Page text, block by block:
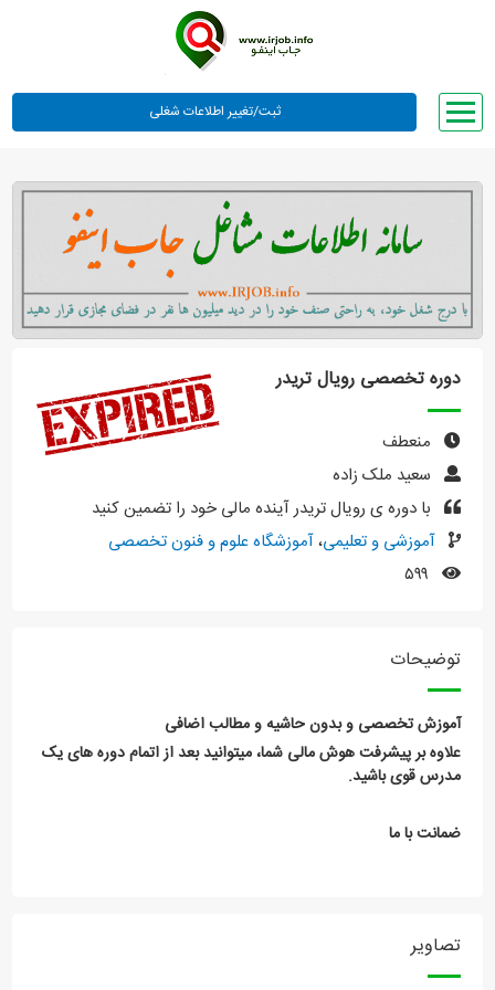
وبلاگ
معرفی ما
تعرفه ها
راهنما
ورود یا عضویت
دوره تخصصی رویال تریدر
منعطف
سعید ملک زاده
با دوره ی رویال تریدر آینده مالی خود را تضمین کنید
آموزشی و تعلیمی،آموزشگاه علوم و فنون تخصصی
توضیحات
آموزش تخصصی و بدون حاشیه و مطالب اضافی
علاوه بر پیشرفت هوش مالی شما، میتوانید بعد از اتمام دوره های یک
مدرس قوی باشید.
ضمانت با ما
تصاویر